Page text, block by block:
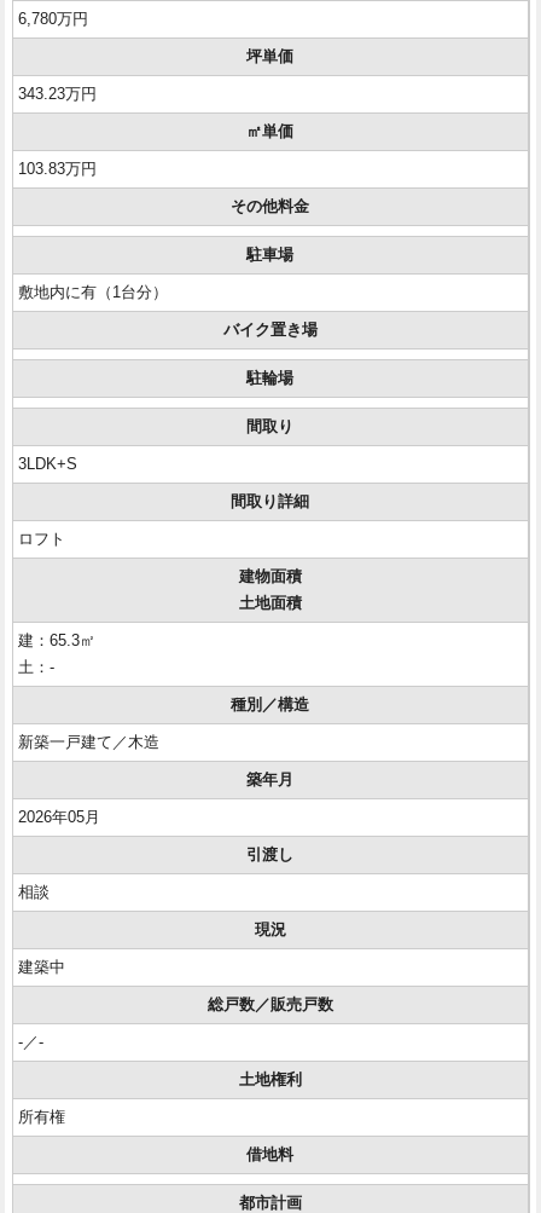
6,780万円
坪単価
343.23万円
㎡単価
103.83万円
その他料金
駐車場
敷地内に有（1台分）
バイク置き場
駐輪場
間取り
3LDK+S
間取り詳細
ロフト
建物面積
土地面積
建：65.3㎡
土：-
種別／構造
新築一戸建て／木造
築年月
2026年05月
引渡し
相談
現況
建築中
総戸数／販売戸数
-／-
土地権利
所有権
借地料
都市計画